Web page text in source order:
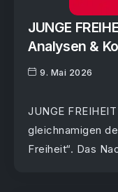
JUNGE
Analysen &
9. Mai 2026
JUNGE
gleichnamigen
Freiheit“. Das